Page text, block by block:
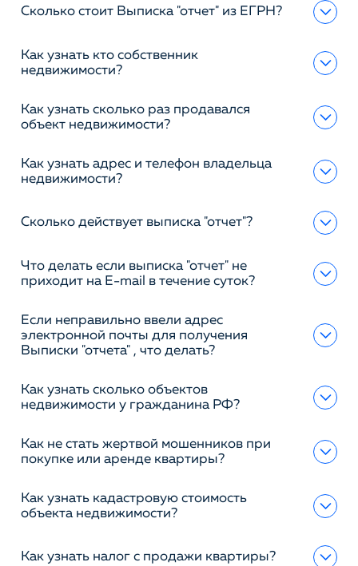
Сколько стоит Выписка "отчет" из ЕГРН?
Как узнать кто собственник
недвижимости?
Как узнать сколько раз продавался
объект недвижимости?
Как узнать адрес и телефон владельца
недвижимости?
Сколько действует выписка "отчет"?
Что делать если выписка "отчет" не
приходит на E-mail в течение суток?
Если неправильно ввели адрес
электронной почты для получения
Выписки "отчета" , что делать?
Как узнать сколько объектов
недвижимости у гражданина РФ?
Как не стать жертвой мошенников при
покупке или аренде квартиры?
Как узнать кадастровую стоимость
объекта недвижимости?
Как узнать налог с продажи квартиры?